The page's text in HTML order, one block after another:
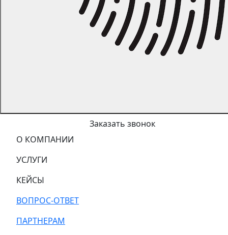
Заказать звонок
О КОМПАНИИ
УСЛУГИ
КЕЙСЫ
ВОПРОС-ОТВЕТ
ПАРТНЕРАМ